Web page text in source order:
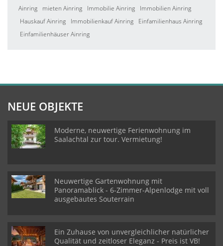
Ainring
mieten Ainring Immobilie Ainring
Immobilien Ainring
Hauskauf Ainring
Immobilienkauf Ainring
Einfamilienhaus Ainring
Einfamilienhäuser Ainring
NEUE OBJEKTE
Moderne, neuwertige Ferienwohnung im
Saalachtal zur tour. Vermietung!
Neuwertige Gartenwohnung mit
Panoramablick - 6-Zimmer-Alpenlodge mit voll
ausgebautes Souterrain
Ein Zuhause von unvergleichlicher natürlicher
Qualität und zeitloser Eleganz - Preis ist VB!